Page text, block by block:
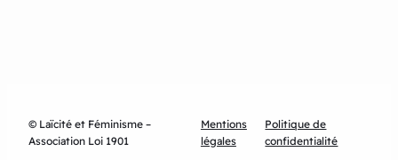
© Laïcité et Féminisme –
Association Loi 1901
Mentions
légales
Politique de
confidentialité